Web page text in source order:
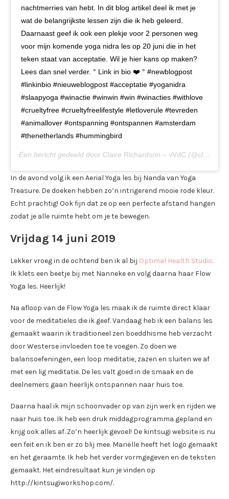
nachtmerries van hebt. In dit blog artikel deel ik met je
wat de belangrijkste lessen zijn die ik heb geleerd.
Daarnaast geef ik ook een plekje voor 2 personen weg
voor mijn komende yoga nidra les op 20 juni die in het
teken staat van acceptatie. Wil je hier kans op maken?
Lees dan snel verder. ° Link in bio ❤️ ° #newblogpost
#linkinbio #nieuweblogpost #acceptatie #yoganidra
#slaapyoga #winactie #winwin #win #winacties #withlove
#crueltyfree #crueltyfreelifestyle #letloverule #tevreden
#animallover #ontspanning #ontspannen #amsterdam
#thenetherlands #hummingbird
Een bericht gedeeld door Claire Richardson – vVdC (@clairesmission) op
In de avond volg ik een Aerial Yoga les bij Nanda van Yoga
Treasure. De doeken hebben zo’n intrigerend mooie rode kleur.
Echt prachtig! Ook fijn dat ze op een perfecte afstand hangen
zodat je alle ruimte hebt om je te bewegen.
Vrijdag 14 juni 2019
Lekker vroeg in de ochtend ben ik al bij Optimal Health Studio.
Ik klets een beetje bij met Nanneke en volg daarna haar Flow
Yoga les. Heerlijk!
Na afloop van de Flow Yoga les maak ik de ruimte direct klaar
voor de meditatieles die ik geef. Vandaag heb ik een balans les
gemaakt waarin ik traditioneel zen boeddhisme heb verzacht
door Westerse invloeden toe te voegen. Zo doen we
balansoefeningen, een loop meditatie, zazen en sluiten we af
met een lig meditatie. De les valt goed in de smaak en de
deelnemers gaan heerlijk ontspannen naar huis toe.
Daarna haal ik mijn schoonvader op van zijn werk en rijden we
naar huis toe. Ik heb een druk middagprogramma gepland en
krijg ook alles af. Zo’n heerlijk gevoel! De kintsugi website is nu
een feit en ik ben er zo blij mee. Mariëlle heeft het logo gemaakt
en het geraamte. Ik heb het verder vormgegeven en de teksten
gemaakt. Het eindresultaat kun je vinden op
http://kintsugiworkshop.com/.